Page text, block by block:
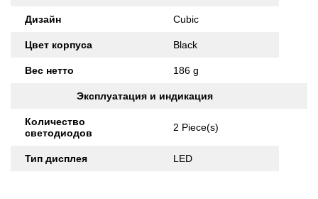
Дизайн Cubic
Цвет корпуса Black
Вес нетто 186 g
Эксплуатация и индикация
Количество
светодиодов
2 Piece(s)
Тип дисплея LED